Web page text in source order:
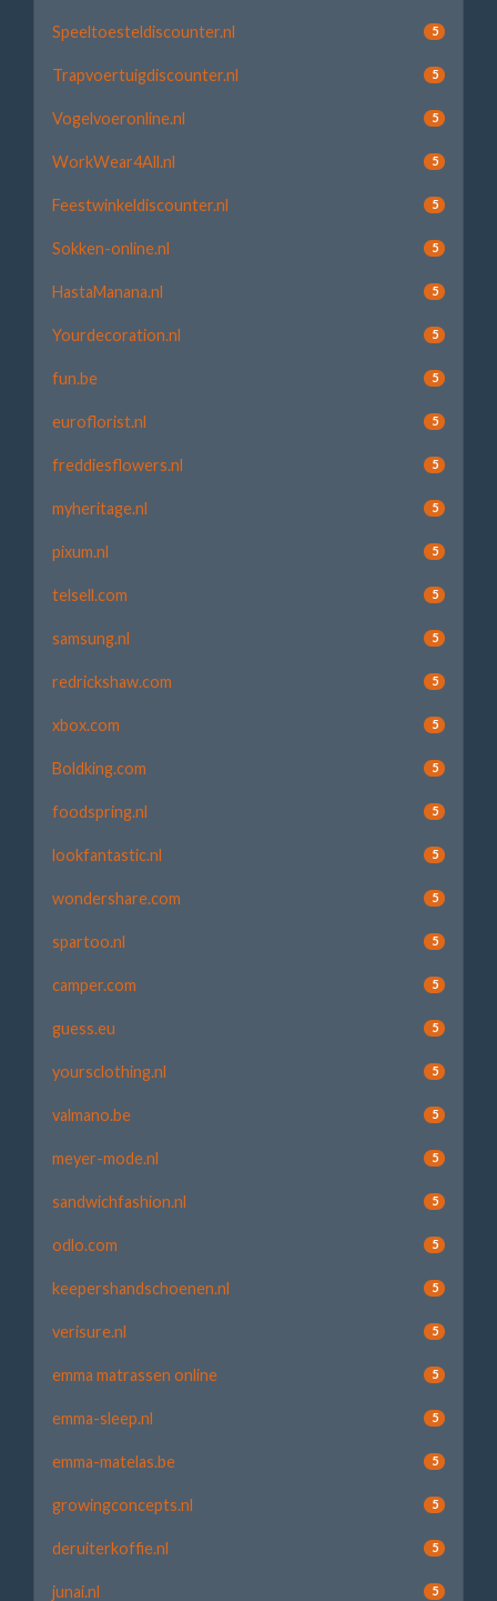
Speeltoesteldiscounter.nl 5
Trapvoertuigdiscounter.nl 5
Vogelvoeronline.nl 5
WorkWear4All.nl 5
Feestwinkeldiscounter.nl 5
Sokken-online.nl 5
HastaManana.nl 5
Yourdecoration.nl 5
fun.be 5
euroflorist.nl 5
freddiesflowers.nl 5
myheritage.nl 5
pixum.nl 5
telsell.com 5
samsung.nl 5
redrickshaw.com 5
xbox.com 5
Boldking.com 5
foodspring.nl 5
lookfantastic.nl 5
wondershare.com 5
spartoo.nl 5
camper.com 5
guess.eu 5
yoursclothing.nl 5
valmano.be 5
meyer-mode.nl 5
sandwichfashion.nl 5
odlo.com 5
keepershandschoenen.nl 5
verisure.nl 5
emma matrassen online 5
emma-sleep.nl 5
emma-matelas.be 5
growingconcepts.nl 5
deruiterkoffie.nl 5
junai.nl 5